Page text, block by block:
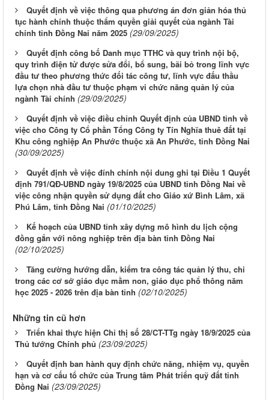
Quyết định về việc thông qua phương án đơn giản hóa thủ
tục hành chính thuộc thẩm quyền giải quyết của ngành Tài
chính tỉnh Đồng Nai năm 2025 (29/09/2025)
Quyết định công bố Danh mục TTHC và quy trình nội bộ,
quy trình điện tử được sửa đổi, bổ sung, bãi bỏ trong lĩnh vực
đầu tư theo phương thức đối tác công tư, lĩnh vực đấu thầu
lựa chọn nhà đầu tư thuộc phạm vi chức năng quản lý của
ngành Tài chính (29/09/2025)
Quyết định về việc điều chỉnh Quyết định của UBND tỉnh về
việc cho Công ty Cổ phần Tổng Công ty Tín Nghĩa thuê đất tại
Khu công nghiệp An Phước thuộc xã An Phước, tỉnh Đồng Nai
(30/09/2025)
Quyết định về việc đính chính nội dung ghi tại Điều 1 Quyết
định 791/QĐ-UBND ngày 19/8/2025 của UBND tỉnh Đồng Nai về
việc công nhận quyền sử dụng đất cho Giáo xứ Bình Lâm, xã
Phú Lâm, tỉnh Đồng Nai (01/10/2025)
Kế hoạch của UBND tỉnh xây dựng mô hình du lịch cộng
đồng gắn với nông nghiệp trên địa bàn tỉnh Đồng Nai
(02/10/2025)
Tăng cường hướng dẫn, kiểm tra công tác quản lý thu, chi
trong các cơ sở giáo dục mầm non, giáo dục phổ thông năm
học 2025 - 2026 trên địa bàn tỉnh (02/10/2025)
Những tin cũ hơn
Triển khai thực hiện Chỉ thị số 28/CT-TTg ngày 18/9/2025 của
Thủ tướng Chính phủ (23/09/2025)
Quyết định ban hành quy định chức năng, nhiệm vụ, quyền
hạn và cơ cấu tổ chức của Trung tâm Phát triển quỹ đất tỉnh
Đồng Nai (23/09/2025)